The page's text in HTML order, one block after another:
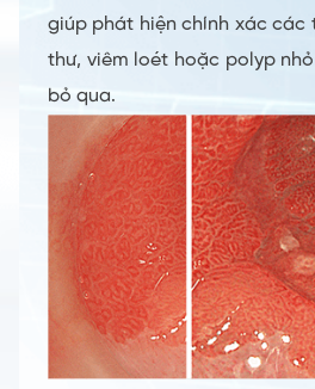
giúp phát hiện chính xác các
thư, viêm loét hoặc polyp
bỏ qua.